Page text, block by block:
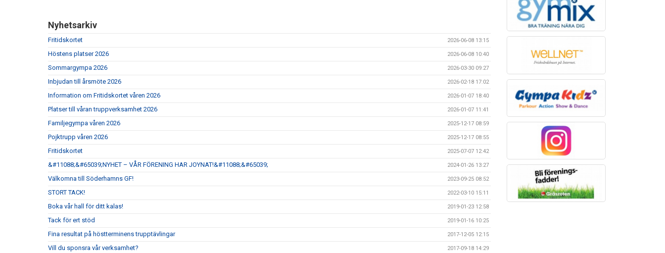
Nyhetsarkiv
Fritidskortet 2026-06-08 13:15
Höstens platser 2026 2026-06-08 10:40
Sommargympa 2026 2026-03-30 09:27
Inbjudan till årsmöte 2026 2026-02-18 17:02
Information om Fritidskortet våren 2026 2026-01-07 18:40
Platser till våran truppverksamhet 2026 2026-01-07 11:41
Familjegympa våren 2026 2025-12-17 08:59
Pojktrupp våren 2026 2025-12-17 08:55
Fritidskortet 2025-07-07 12:42
&#11088;&#65039;NYHET – VÅR FÖRENING HAR JOYNAT!&#11088;&#65039; 2024-01-26 13:27
Välkomna till Söderhamns GF! 2023-09-25 08:52
STORT TACK! 2022-03-10 15:11
Boka vår hall för ditt kalas! 2019-01-23 12:58
Tack för ert stöd 2019-01-16 10:25
Fina resultat på höstterminens trupptävlingar 2017-12-05 12:15
Vill du sponsra vår verksamhet? 2017-09-18 14:29